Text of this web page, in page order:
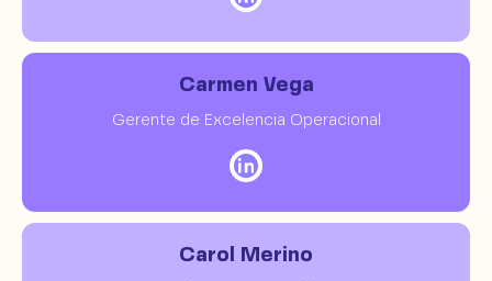
Carmen Vega
Gerente de Excelencia Operacional
Carol Merino